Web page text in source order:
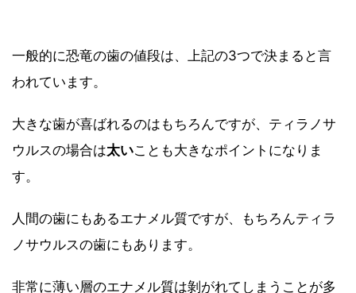
一般的に恐竜の歯の値段は、上記の3つで決まると言
われています。
大きな歯が喜ばれるのはもちろんですが、ティラノサ
ウルスの場合は太いことも大きなポイントになりま
す。
人間の歯にもあるエナメル質ですが、もちろんティラ
ノサウルスの歯にもあります。
非常に薄い層のエナメル質は剝がれてしまうことが多